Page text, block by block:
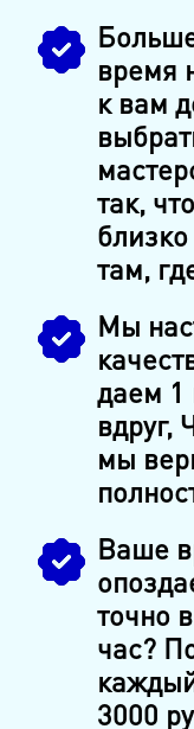
время
к вам
так,
там,
Мы
даем 1
вдруг,
мы
Ваше
точно
час?
3000